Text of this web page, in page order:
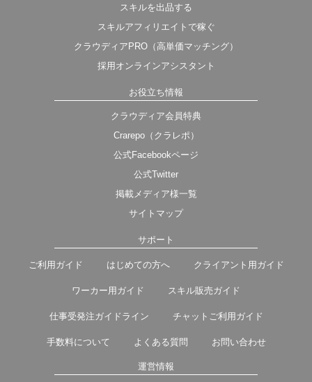
スキルを出品する
スキルアフィリエイトで稼ぐ
クラウディアPRO（高単価マッチング）
採用オンラインアシスタント
お役立ち情報
クラウディア会員特典
Crarepo（クラレポ）
公式Facebookページ
公式Twitter
掲載メディア様一覧
サイトマップ
サポート
ご利用ガイド はじめての方へ クライアント用ガイド
ワーカー用ガイド スキル販売ガイド
仕事受発注ガイドライン チャットご利用ガイド
手数料について よくある質問 お問い合わせ
運営情報